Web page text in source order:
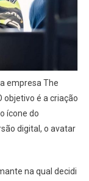
empresa The
objetivo é a criação
ícone do
digital, o avatar
na qual decidi